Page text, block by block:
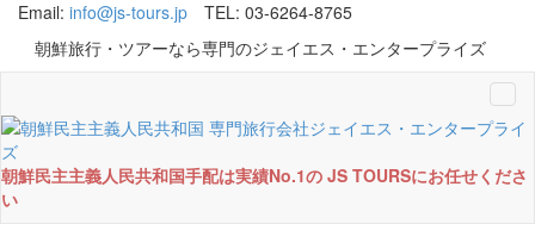
Email: info@js-tours.jp
TEL: 03-6264-8765
朝鮮旅行・ツアーなら専門のジェイエス・エンタープライズ
朝鮮民主主義人民共和国手配は実績No.1の JS TOURSにお任せくださ
い